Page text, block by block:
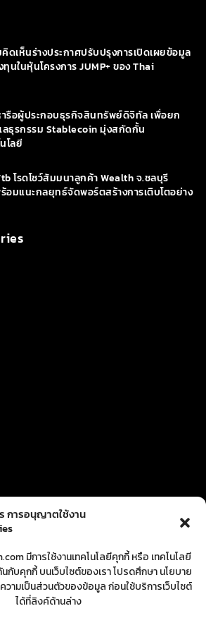
การอนุญาตใช้งาน
มีการใช้งานเทคโนโลยีคุกกี้ หรือ เทคโนโลยี
บคุกกี้ บนเว็บไซต์ของเรา โปรดศึกษา นโยบาย
วามเป็นส่วนตัวของข้อมูล ก่อนใช้บริการเว็บไซต์
ได้ที่ลิงค์ด้านล่าง
ดเห็นร่างประกาศปรับปรุงการเปิดเผยข้อมูล
นในหุ้นโครงการ JUMP+ ของ Thai
รือผู้ประกอบธุรกิจสินทรัพย์ดิจิทัล เพื่อยก
ธุรกรรม Stablecoin มุ่งสกัดกั้น
โลยี
โรดโชว์สัมมนาลูกค้า Wealth จ.ชลบุรี
มแนะกลยุทธ์จัดพอร์ตสร้างการเติบโตอย่าง